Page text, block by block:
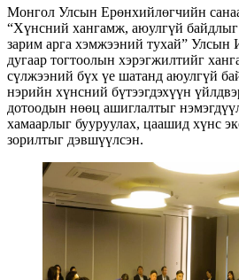
Монгол Улсын Ерөнхийлөгчийн
“Хүнсний хангамж, аюулгүй байдлыг
зарим арга хэмжээний тухай”
дугаар тогтоолын хэрэгжилтийг
сүлжээний бүх үе шатанд аюулгүй
нэрийн хүнсний бүтээгдэхүүн
дотоодын нөөц ашиглалтыг
хамаарлыг бууруулах, цаашид хүнс
зорилтыг дэвшүүлсэн.